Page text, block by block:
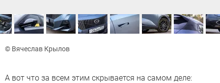
© Вячеслав Крылов
А вот что за всем этим скрывается на самом деле: